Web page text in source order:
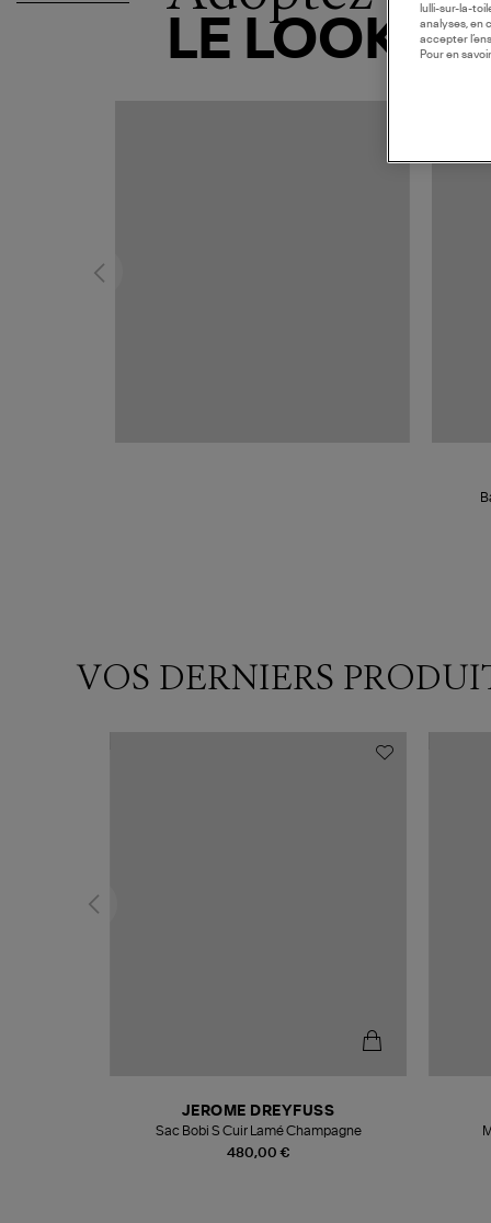
LE LOOK
VOS DERNIERS
480,00 €
JEROME DREYFUSS
Sac Bobi S Cuir Lamé Champagne
lulli-sur-la-
analyses, en
accepter
Pour en